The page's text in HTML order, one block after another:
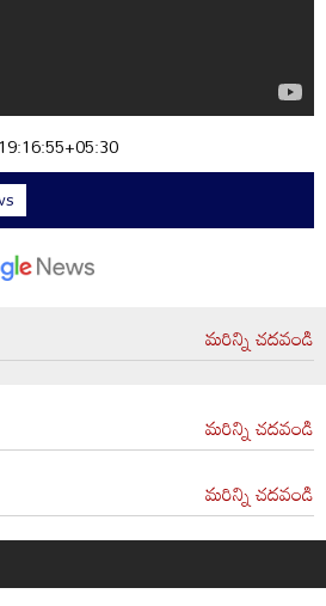
మరిన్ని చదవండి
మరిన్ని చదవండి
మరిన్ని చదవండి